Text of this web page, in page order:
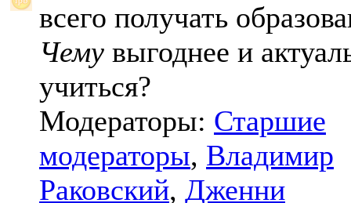
всего получать
Чему выгоднее и
учиться?
Модераторы: Старшие
модераторы, Владимир
Раковский, Дженни